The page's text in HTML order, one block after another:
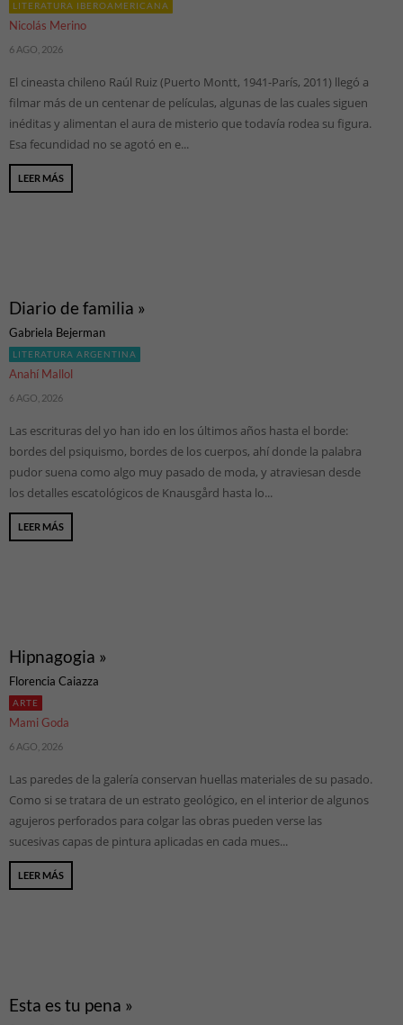
LITERATURA IBEROAMERICANA
Nicolás Merino
6 AGO, 2026
El cineasta chileno Raúl Ruiz (Puerto Montt, 1941-París, 2011) llegó a
filmar más de un centenar de películas, algunas de las cuales siguen
inéditas y alimentan el aura de misterio que todavía rodea su figura.
Esa fecundidad no se agotó en e...
LEER MÁS
Diario de familia »
Gabriela Bejerman
LITERATURA ARGENTINA
Anahí Mallol
6 AGO, 2026
Las escrituras del yo han ido en los últimos años hasta el borde:
bordes del psiquismo, bordes de los cuerpos, ahí donde la palabra
pudor suena como algo muy pasado de moda, y atraviesan desde
los detalles escatológicos de Knausgård hasta lo...
LEER MÁS
Hipnagogia »
Florencia Caiazza
ARTE
Mami Goda
6 AGO, 2026
Las paredes de la galería conservan huellas materiales de su pasado.
Como si se tratara de un estrato geológico, en el interior de algunos
agujeros perforados para colgar las obras pueden verse las
sucesivas capas de pintura aplicadas en cada mues...
LEER MÁS
Esta es tu pena »